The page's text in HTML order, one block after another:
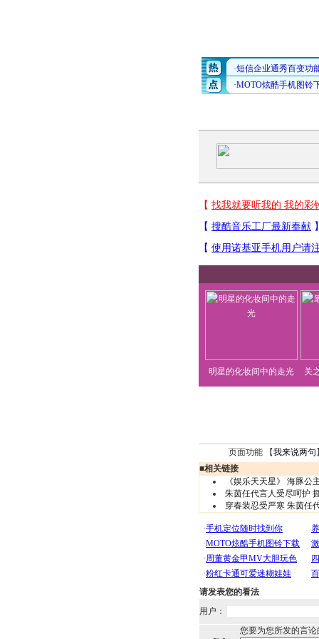
明星的化妆间中的走光 关
页面功能 【我来说两句
■相关链接
《娱乐天天星》 海豚公
朱茵任代言人受尽呵护
穿春装忍受严寒 朱茵任
请发表您的看法
用户：
您要为您所发的言